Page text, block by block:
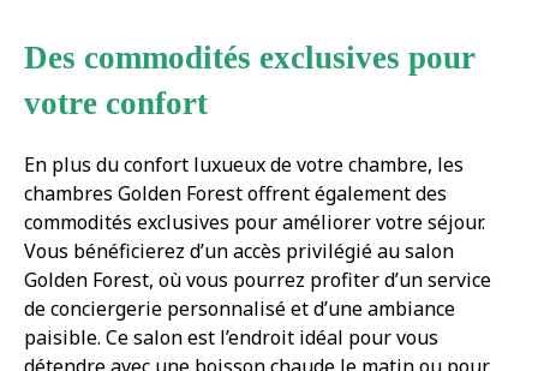
Des commodités exclusives pour
votre confort
En plus du confort luxueux de votre chambre, les
chambres Golden Forest offrent également des
commodités exclusives pour améliorer votre séjour.
Vous bénéficierez d’un accès privilégié au salon
Golden Forest, où vous pourrez profiter d’un service
de conciergerie personnalisé et d’une ambiance
paisible. Ce salon est l’endroit idéal pour vous